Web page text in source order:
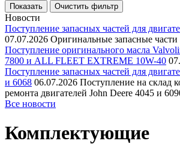
Новости
Поступление запасных частей для
07.07.2026 Оригинальные запасные части
Поступление оригинального масла
7800 и ALL FLEET EXTREME 10W-40
Поступление запасных частей для
и 6068 06.07.2026 Поступление на склад
ремонта двигателей John Deere 4045 и
Все новости
Комплектующие